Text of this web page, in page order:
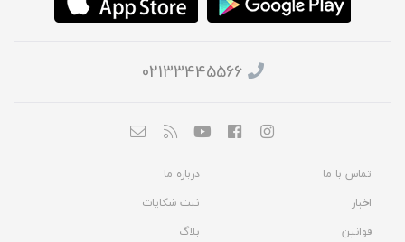
02133445566
تماس با ما
درباره ما
اخبار
ثبت شکایات
قوانین
بلاگ